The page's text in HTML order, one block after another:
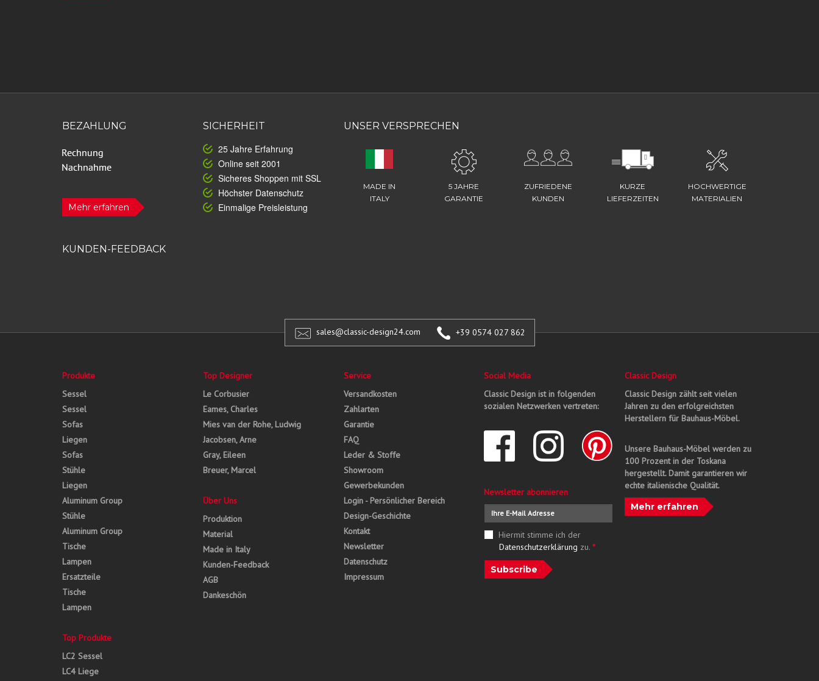
BEZAHLUNG
Mehr erfahren
SICHERHEIT
25 Jahre Erfahrung
Online seit 2001
Sicheres Shoppen mit SSL
Höchster Datenschutz
Einmalige Preisleistung
UNSER VERSPRECHEN
MADE IN
ITALY
5 JAHRE
GARANTIE
ZUFRIEDENE
KUNDEN
KURZE
LIEFERZEITEN
HOCHWERTIGE
MATERIALIEN
KUNDEN-FEEDBACK
sales@classic-design24.com +39 0574 027 862
Produkte
Sessel
Sessel
Sofas
Liegen
Sofas
Stühle
Liegen
Aluminum Group
Stühle
Aluminum Group
Tische
Lampen
Ersatzteile
Tische
Lampen
Top Produkte
LC2 Sessel
LC4 Liege
Top Designer
Le Corbusier
Eames, Charles
Mies van der Rohe, Ludwig
Jacobsen, Arne
Gray, Eileen
Breuer, Marcel
Über Uns
Produktion
Material
Made in Italy
Kunden-Feedback
AGB
Dankeschön
Service
Versandkosten
Zahlarten
Garantie
FAQ
Leder & Stoffe
Showroom
Gewerbekunden
Login - Persönlicher Bereich
Design-Geschichte
Kontakt
Newsletter
Datenschutz
Impressum
Social Media
Classic Design ist in folgenden
sozialen Netzwerken vertreten:
Newsletter abonnieren
Hiermit stimme ich der
Datenschutzerklärung zu. *
Subscribe
Classic Design
Classic Design zählt seit vielen
Jahren zu den erfolgreichsten
Herstellern für Bauhaus-Möbel.
Unsere Bauhaus-Möbel werden zu
100 Prozent in der Toskana
hergestellt. Damit garantieren wir
echte italienische Qualität.
Mehr erfahren